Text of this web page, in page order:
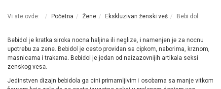
Vi ste ovde: Početna Žene Ekskluzivan ženski veš Bebi dol
Bebidol je kratka siroka nocna haljina ili neglize, i namenjen je za nocnu
upotrebu za zene. Bebidol je cesto providan sa cipkom, naborima, krznom,
masnicama i trakama. Bebidol je jedan od naizazovnijih artikala seksi
zenskog vesa.
Jedinstven dizajn bebidola ga cini primamljivim i osobama sa manje vitkom